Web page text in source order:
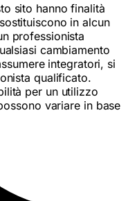
sito hanno finalità
in alcun
professionista
cambiamento
integratori, si
qualificato.
per un utilizzo
variare in base